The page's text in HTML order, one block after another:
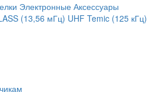
Электронные Аксессуары
(13,56 мГц) UHF Temic (125 кГц)